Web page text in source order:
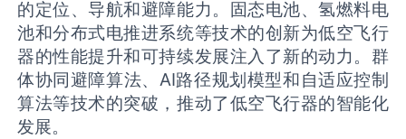
的定位、导航和避障能力。固态电池、氢燃料电
池和分布式电推进系统等技术的创新为低空飞行
器的性能提升和可持续发展注入了新的动力。群
体协同避障算法、AI路径规划模型和自适应控制
算法等技术的突破，推动了低空飞行器的智能化
发展。